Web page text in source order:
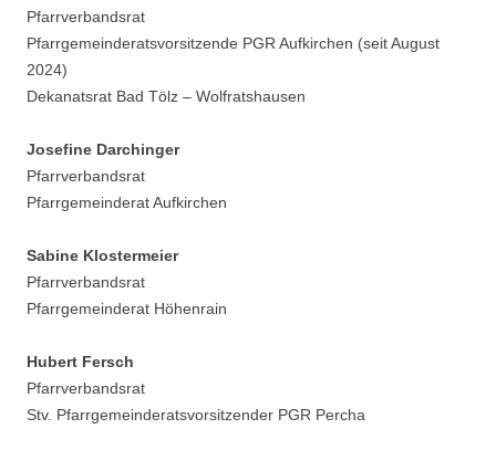
Pfarrverbandsrat
Pfarrgemeinderatsvorsitzende PGR Aufkirchen (seit August
2024)
Dekanatsrat Bad Tölz – Wolfratshausen
Josefine Darchinger
Pfarrverbandsrat
Pfarrgemeinderat Aufkirchen
Sabine Klostermeier
Pfarrverbandsrat
Pfarrgemeinderat Höhenrain
Hubert Fersch
Pfarrverbandsrat
Stv. Pfarrgemeinderatsvorsitzender PGR Percha